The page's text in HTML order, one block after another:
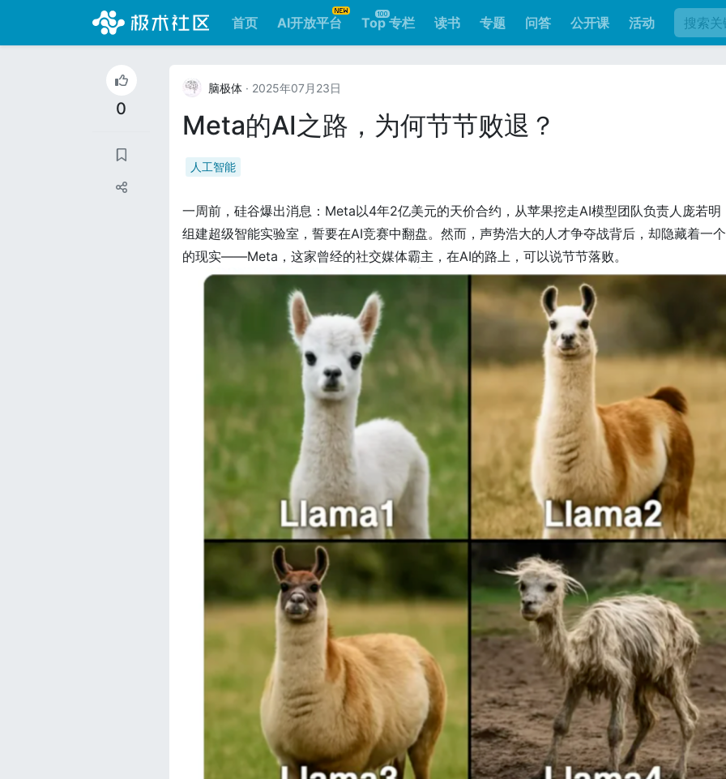
首页 AI开放平台 Top 专栏 读书 专题 问答 公开课 活动
0
脑极体 · 2025年07月23日
Meta的AI之路，为何节节败退？
人工智能
一周前，硅谷爆出消息：Meta以4年2亿美元的天价合约，从苹果挖走AI模型团队负责人庞若明
组建超级智能实验室，誓要在AI竞赛中翻盘。然而，声势浩大的人才争夺战背后，却隐藏着一
的现实——Meta，这家曾经的社交媒体霸主，在AI的路上，可以说节节落败。